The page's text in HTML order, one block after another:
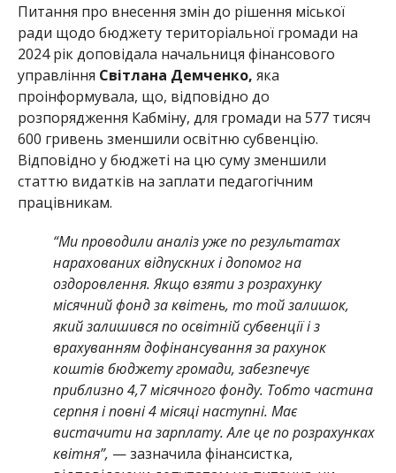
Питання про внесення змін до рішення міської
ради щодо бюджету територіальної громади на
2024 рік доповідала начальниця фінансового
управління Світлана Демченко, яка
проінформувала, що, відповідно до
розпорядження Кабміну, для громади на 577 тисяч
600 гривень зменшили освітню субвенцію.
Відповідно у бюджеті на цю суму зменшили
статтю видатків на заплати педагогічним
працівникам.
“Ми проводили аналіз уже по результатах
нарахованих відпускних і допомог на
оздоровлення. Якщо взяти з розрахунку
місячний фонд за квітень, то той залишок,
який залишився по освітній субвенції і з
врахуванням дофінансування за рахунок
коштів бюджету громади, забезпечує
приблизно 4,7 місячного фонду. Тобто частина
серпня і повні 4 місяці наступні. Має
вистачити на зарплату. Але це по розрахунках
квітня”, — зазначила фінансистка,